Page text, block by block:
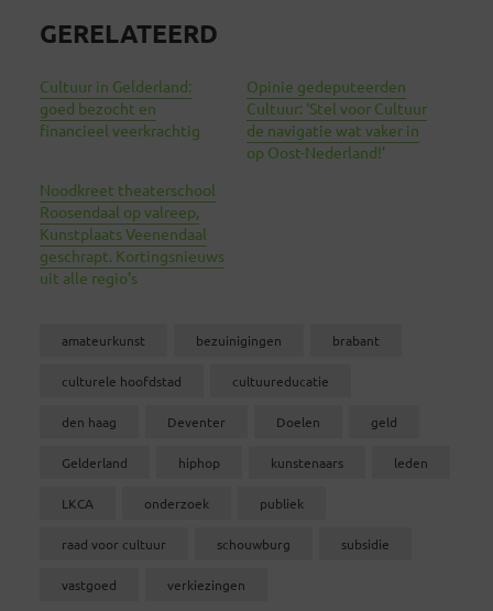
GERELATEERD
Cultuur in Gelderland:
goed bezocht en
financieel veerkrachtig
Opinie gedeputeerden
Cultuur: ‘Stel voor Cultuur
de navigatie wat vaker in
op Oost-Nederland!’
Noodkreet theaterschool
Roosendaal op valreep,
Kunstplaats Veenendaal
geschrapt. Kortingsnieuws
uit alle regio’s
amateurkunst bezuinigingen brabant
culturele hoofdstad cultuureducatie
den haag Deventer Doelen geld
Gelderland hiphop kunstenaars leden
LKCA onderzoek publiek
raad voor cultuur schouwburg subsidie
vastgoed verkiezingen